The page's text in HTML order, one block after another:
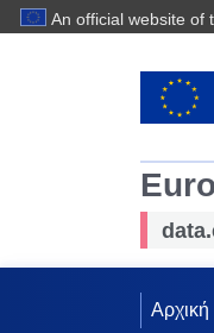
An official website of
Αρχική